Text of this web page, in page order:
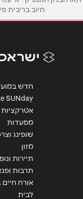
אנא חזרו אלי
חיוב בריבית
חדש
SUNday
אטרקציות
מסעדות
שופינג
מזון
תיירות
תרבות
אורח חיים
לבית